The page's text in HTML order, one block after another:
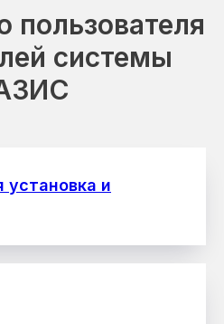
пользователя
системы
установка и